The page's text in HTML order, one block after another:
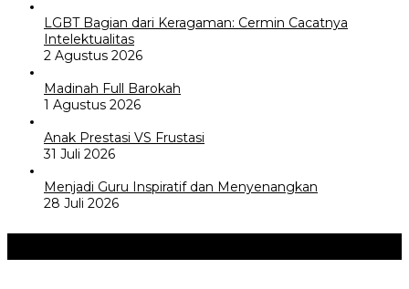
LGBT Bagian dari Keragaman: Cermin Cacatnya
Intelektualitas
2 Agustus 2026
Madinah Full Barokah
1 Agustus 2026
Anak Prestasi VS Frustasi
31 Juli 2026
Menjadi Guru Inspiratif dan Menyenangkan
28 Juli 2026